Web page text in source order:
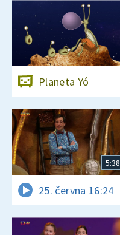
Planeta Yó
5:38
25. června 16:24